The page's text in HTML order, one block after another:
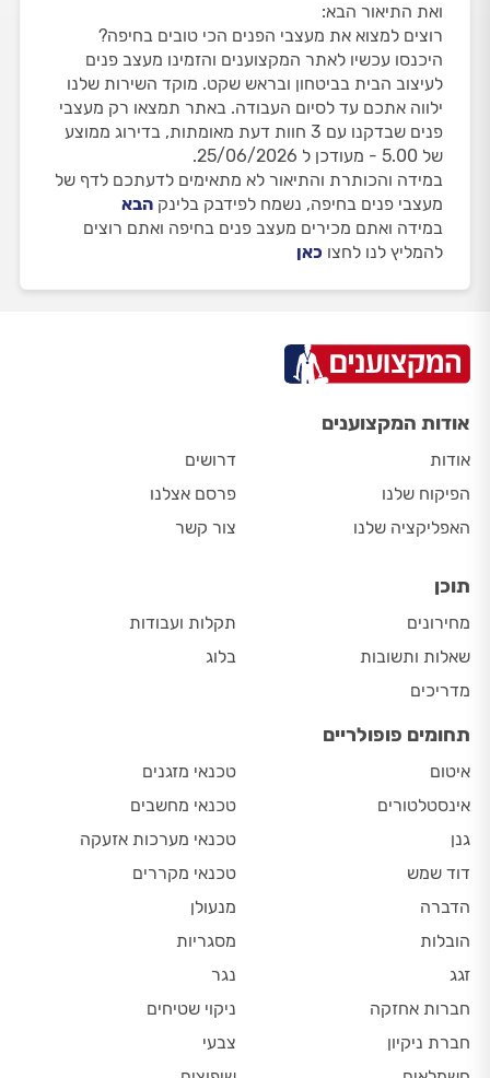
ואת התיאור הבא:
רוצים למצוא את מעצבי הפנים הכי טובים בחיפה?
היכנסו עכשיו לאתר המקצוענים והזמינו מעצב פנים
לעיצוב הבית בביטחון ובראש שקט. מוקד השירות שלנו
ילווה אתכם עד לסיום העבודה. באתר תמצאו רק מעצבי
פנים שבדקנו עם 3 חוות דעת מאומתות, בדירוג ממוצע
של 5.00 - מעודכן ל 25/06/2026.
במידה והכותרת והתיאור לא מתאימים לדעתכם לדף של
מעצבי פנים בחיפה, נשמח לפידבק בלינק הבא
במידה ואתם מכירים מעצב פנים בחיפה ואתם רוצים
להמליץ לנו לחצו כאן
אודות המקצוענים
אודות
הפיקוח שלנו
האפליקציה שלנו
דרושים
פרסם אצלנו
צור קשר
תוכן
מחירונים
שאלות ותשובות
מדריכים
תקלות ועבודות
בלוג
תחומים פופולריים
איטום
אינסטלטורים
גנן
דוד שמש
הדברה
הובלות
זגג
חברות אחזקה
חברת ניקיון
טכנאי מזגנים
טכנאי מחשבים
טכנאי מערכות אזעקה
טכנאי מקררים
מנעולן
מסגריות
נגר
ניקוי שטיחים
צבעי